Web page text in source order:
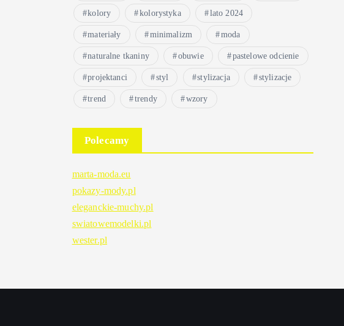
kolory kolorystyka lato 2024
materiały minimalizm moda
naturalne tkaniny obuwie pastelowe odcienie
projektanci styl stylizacja stylizacje
trend trendy wzory
Polecamy
marta-moda.eu
pokazy-mody.pl
eleganckie-muchy.pl
swiatowemodelki.pl
wester.pl